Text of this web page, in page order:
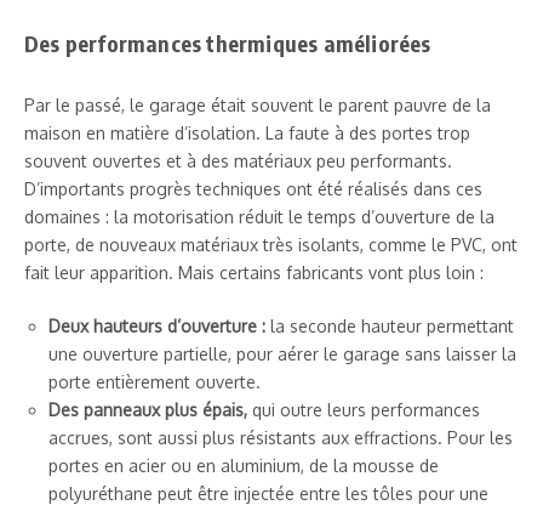
Des performances thermiques améliorées
Par le passé, le garage était souvent le parent pauvre de la
maison en matière d’isolation. La faute à des portes trop
souvent ouvertes et à des matériaux peu performants.
D’importants progrès techniques ont été réalisés dans ces
domaines : la motorisation réduit le temps d’ouverture de la
porte, de nouveaux matériaux très isolants, comme le PVC, ont
fait leur apparition. Mais certains fabricants vont plus loin :
Deux hauteurs d’ouverture : la seconde hauteur permettant
une ouverture partielle, pour aérer le garage sans laisser la
porte entièrement ouverte.
Des panneaux plus épais, qui outre leurs performances
accrues, sont aussi plus résistants aux effractions. Pour les
portes en acier ou en aluminium, de la mousse de
polyuréthane peut être injectée entre les tôles pour une